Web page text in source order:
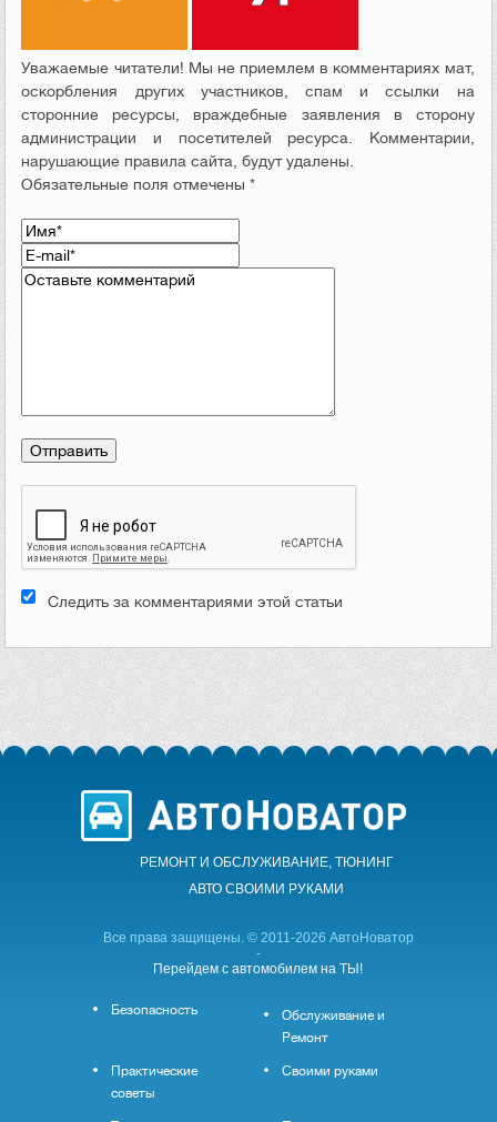
Уважаемые читатели! Мы не приемлем в комментариях мат,
оскорбления других участников, спам и ссылки на
сторонние ресурсы, враждебные заявления в сторону
администрации и посетителей ресурса. Комментарии,
нарушающие правила сайта, будут удалены.
Обязательные поля отмечены *
Следить за комментариями этой статьи
РЕМОНТ И ОБСЛУЖИВАНИЕ, ТЮНИНГ
АВТО CВОИМИ РУКАМИ
Все права защищены. © 2011-2026 АвтоНоватор
-
Перейдем с автомобилем на ТЫ!
Безопасность
Обслуживание и
Ремонт
Практические
советы
Своими руками